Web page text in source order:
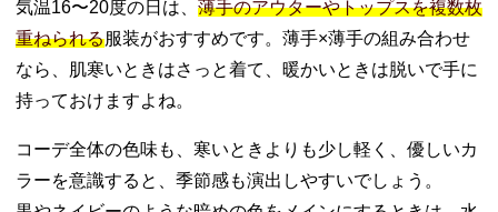
気温16〜20度の日は、 薄手のアウターやトップスを複数枚
重ねられる服装がおすすめです。薄手×薄手の組み合わせ
なら、肌寒いときはさっと着て、暖かいときは脱いで手に
持っておけますよね。
コーデ全体の色味も、寒いときよりも少し軽く、優しいカ
ラーを意識すると、季節感も演出しやすいでしょう。